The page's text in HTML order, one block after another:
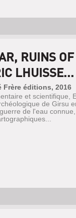
RUINS
LHUISSE...
Frère éditions, 2016
et scientifique,
de Girsu
de l'eau